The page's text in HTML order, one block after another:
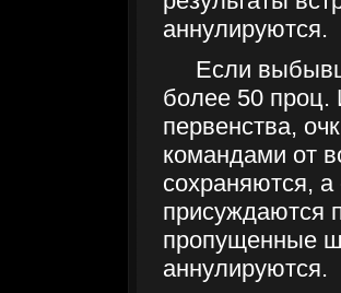
аннулируются.
Если
более 50 проц.
первенства,
командами от
сохраняются,
присуждаются
пропущенные
аннулируются.